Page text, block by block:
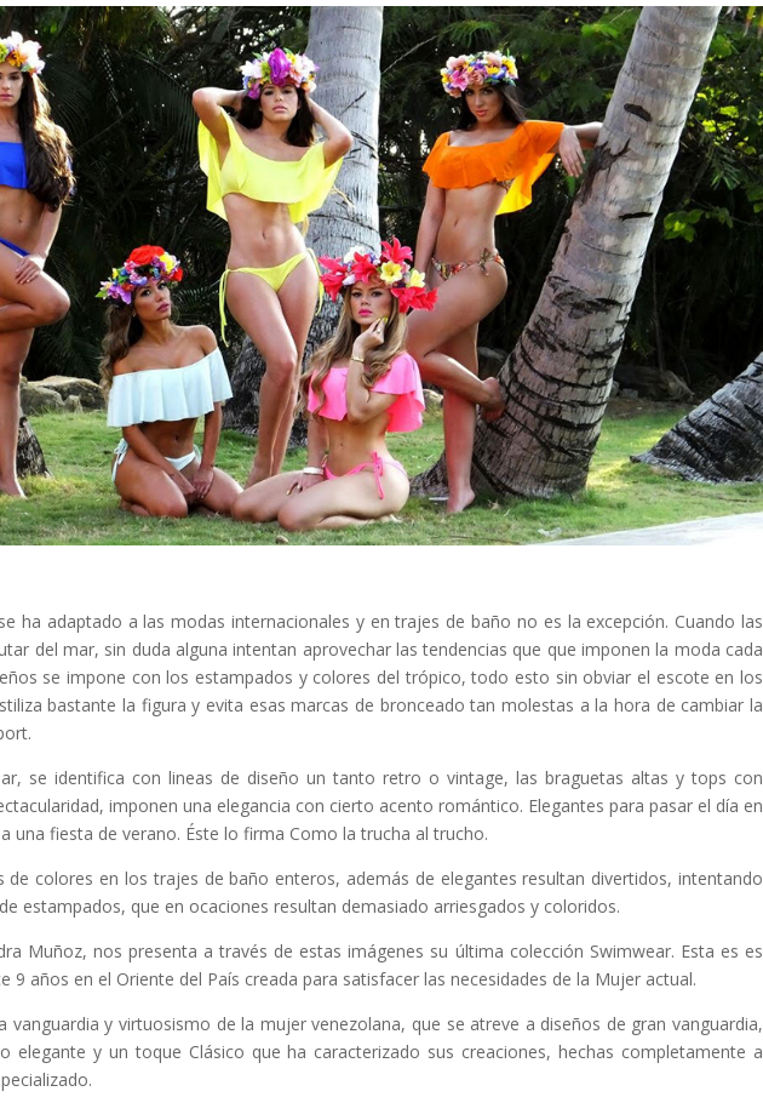
ha adaptado a las modas internacionales y en trajes de baño no es la excepción. Cuando las
del mar, sin duda alguna intentan aprovechar las tendencias que que imponen la moda cada
se impone con los estampados y colores del trópico, todo esto sin obviar el escote en los
bastante la figura y evita esas marcas de bronceado tan molestas a la hora de cambiar la
se identifica con lineas de diseño un tanto retro o vintage, las braguetas altas y tops con
imponen una elegancia con cierto acento romántico. Elegantes para pasar el día en
una fiesta de verano. Éste lo firma Como la trucha al trucho.
colores en los trajes de baño enteros, además de elegantes resultan divertidos, intentando
estampados, que en ocaciones resultan demasiado arriesgados y coloridos.
Muñoz, nos presenta a través de estas imágenes su última colección Swimwear. Esta es es
9 años en el Oriente del País creada para satisfacer las necesidades de la Mujer actual.
vanguardia y virtuosismo de la mujer venezolana, que se atreve a diseños de gran vanguardia,
elegante y un toque Clásico que ha caracterizado sus creaciones, hechas completamente a